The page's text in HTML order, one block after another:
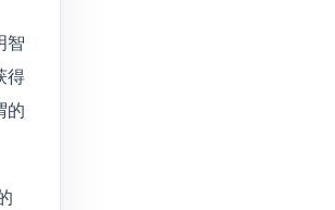
智
得
的